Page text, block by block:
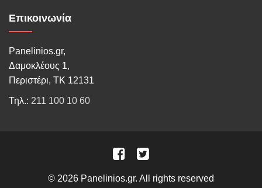
Επικοινωνία
Panelinios.gr,
Δαμοκλέους 1,
Περιστέρι, ΤΚ 12131
Τηλ.: 211 100 10 60
© 2026 Panelinios.gr. All rights reserved